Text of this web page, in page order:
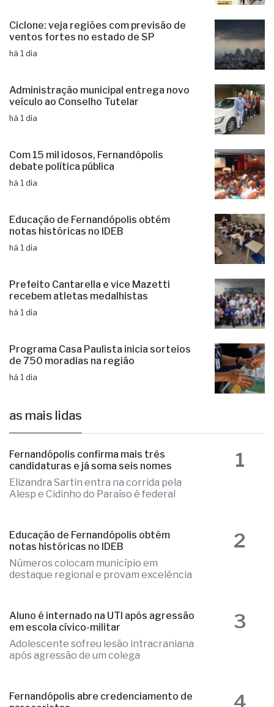
Ciclone: veja regiões com previsão de
ventos fortes no estado de SP
há 1 dia
Administração municipal entrega novo
veículo ao Conselho Tutelar
há 1 dia
Com 15 mil idosos, Fernandópolis
debate política pública
há 1 dia
Educação de Fernandópolis obtém
notas históricas no IDEB
há 1 dia
Prefeito Cantarella e vice Mazetti
recebem atletas medalhistas
há 1 dia
Programa Casa Paulista inicia sorteios
de 750 moradias na região
há 1 dia
as mais lidas
Fernandópolis confirma mais três
candidaturas e já soma seis nomes
Elizandra Sartin entra na corrida pela
Alesp e Cidinho do Paraíso é federal
1
Educação de Fernandópolis obtém
notas históricas no IDEB
Números colocam município em
destaque regional e provam excelência
2
Aluno é internado na UTI após agressão
em escola cívico-militar
Adolescente sofreu lesão intracraniana
após agressão de um colega
3
Fernandópolis abre credenciamento de
4